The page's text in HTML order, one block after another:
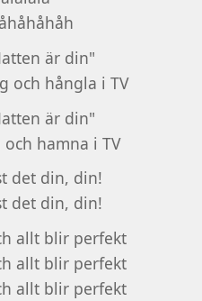
är din"
och hångla i TV
är din"
hamna i TV
det din, din!
det din, din!
allt blir perfekt
allt blir perfekt
allt blir perfekt